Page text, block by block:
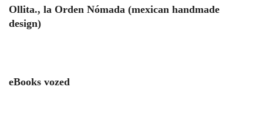
Ollita., la Orden Nómada (mexican handmade
design)
eBooks vozed